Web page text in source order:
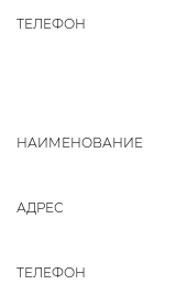
ТЕЛЕФОН
НАИМЕНОВАНИЕ
АДРЕС
ТЕЛЕФОН